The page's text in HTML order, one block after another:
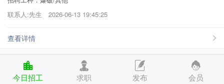
联系人:先生
2026-06-13 19:45:25
查看详情
[云南省] 放炮 放炮意大利炮 云南丑苹果
今日招工 求职 发布 会员